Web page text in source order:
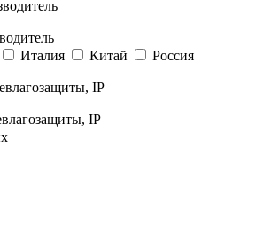
Италия Китай
Россия
IP
IP